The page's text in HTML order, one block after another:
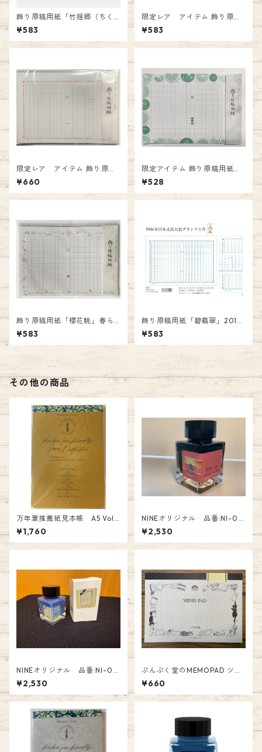
飾り原稿用紙「竹揺郷（ちく
ようごう）」左右非対称
月・竹・雀を表現 GK-0017
あたぼう社
¥583
限定レア アイテム 飾り原稿
用紙「淡墨櫻 クロスカラー
デザイン（限定カラー）」
¥583
限定レア アイテム 飾り原稿
用紙「朱色の碧翡翠 クロス
カラーデザイン（限定カラ
ー）」
¥660
限定アイテム 飾り原稿用紙
「柑檸緑 クロスカラーデザ
イン（限定カラー）」
¥528
飾り原稿用紙「櫻花眺」春ら
しく GK-0014 あたぼう社
¥583
飾り原稿用紙「碧翡翠」2016
日本文具大賞グランプリ受賞
商品 GK-0006 あたぼう社
¥583
その他の商品
万年筆推薦紙見本帳 A5 Vol.
2 PF-A5-02 ￥1760
¥1,760
NINEオリジナル 品番:NI-05
3 Tono&Lims コラボインク
「光・ ラメ入り（ゴールド
色）」〜Pink・orange〜ブラ
¥2,530
NINEオリジナル 品番:NI-04
6 Tono&Lims コラボインク
「BLUE BE-BOP～ゼニスブル
ー〜」 10周年記念オリジナル
¥2,530
ぷんぷく堂のMEMOPAD ツバ
メノート×ぷんぷく堂 P-196
(5mm方眼罫） ぷんぷく堂プ
ロデュース
¥660